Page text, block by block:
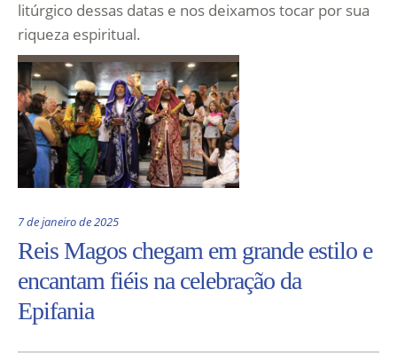
litúrgico dessas datas e nos deixamos tocar por sua
riqueza espiritual.
7 de janeiro de 2025
Reis Magos chegam em grande estilo e
encantam fiéis na celebração da
Epifania